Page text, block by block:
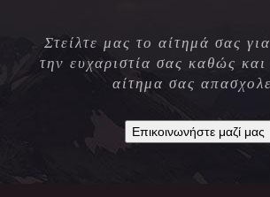
Στείλτε μας το αίτημά σας
την ευχαριστία σας καθώς
αίτημα σας
Επικοινωνήστε μαζί μας